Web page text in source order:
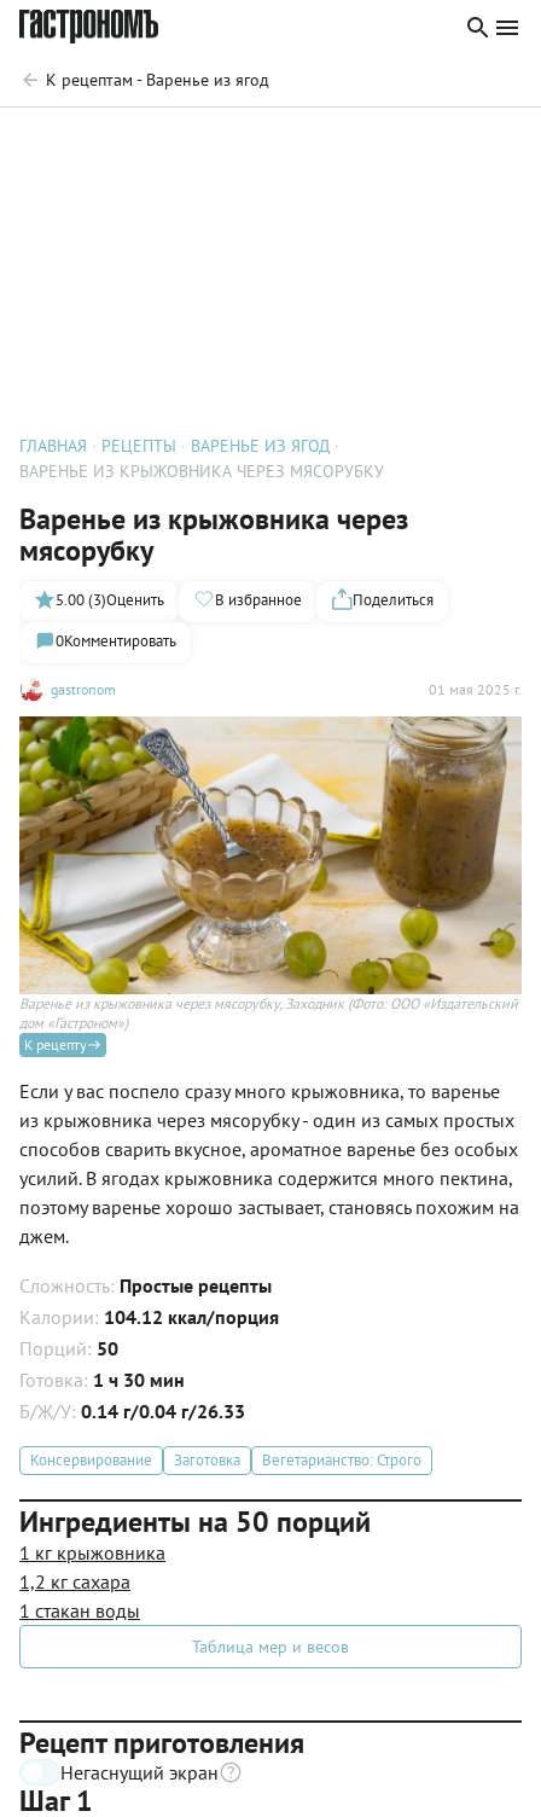
К рецептам - Варенье из ягод
ГЛАВНАЯ РЕЦЕПТЫ
ВАРЕНЬЕ ИЗ ЯГОД
ВАРЕНЬЕ ИЗ КРЫЖОВНИКА ЧЕРЕЗ МЯСОРУБКУ
Варенье из крыжовника через
мясорубку
gastronom 01 мая 2025 г.
5.00 (3)Оценить В избранное
Поделиться
0Комментировать
Варенье из крыжовника через мясорубку, Заходник(Фото: ООО «Издательский
дом «Гастроном»)
К рецепту
Если у вас поспело сразу много крыжовника, то варенье
из крыжовника через мясорубку - один из самых простых
способов сварить вкусное, ароматное варенье без особых
усилий. В ягодах крыжовника содержится много пектина,
поэтому варенье хорошо застывает, становясь похожим на
джем.
Сложность: Простые рецепты
Калории: 104.12 ккал/порция
Порций: 50
Готовка: 1 ч 30 мин
Б/Ж/У: 0.14 г/0.04 г/26.33
Консервирование Заготовка Вегетарианство: Строго
Ингредиенты на 50 порций
1 кг крыжовника
1,2 кг сахара
1 стакан воды
Таблица мер и весов
Рецепт приготовления
Негаснущий экран
Шаг 1